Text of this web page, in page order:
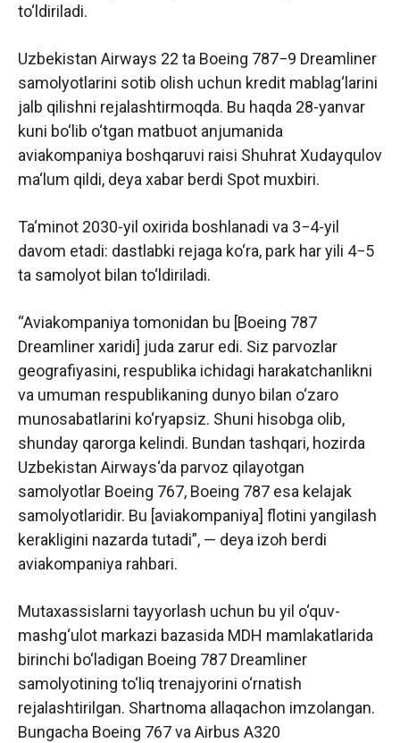
to‘ldiriladi.
Uzbekistan Airways 22 ta Boeing 787−9 Dreamliner
samolyotlarini sotib olish uchun kredit mablag‘larini
jalb qilishni rejalashtirmoqda. Bu haqda 28-yanvar
kuni bo‘lib o‘tgan matbuot anjumanida
aviakompaniya boshqaruvi raisi Shuhrat Xudayqulov
ma‘lum qildi, deya xabar berdi Spot muxbiri.
Ta‘minot 2030-yil oxirida boshlanadi va 3−4-yil
davom etadi: dastlabki rejaga ko‘ra, park har yili 4−5
ta samolyot bilan to‘ldiriladi.
“Aviakompaniya tomonidan bu [Boeing 787
Dreamliner xaridi] juda zarur edi. Siz parvozlar
geografiyasini, respublika ichidagi harakatchanlikni
va umuman respublikaning dunyo bilan o‘zaro
munosabatlarini ko‘ryapsiz. Shuni hisobga olib,
shunday qarorga kelindi. Bundan tashqari, hozirda
Uzbekistan Airways‘da parvoz qilayotgan
samolyotlar Boeing 767, Boeing 787 esa kelajak
samolyotlaridir. Bu [aviakompaniya] flotini yangilash
kerakligini nazarda tutadi”, — deya izoh berdi
aviakompaniya rahbari.
Mutaxassislarni tayyorlash uchun bu yil o‘quv-
mashg‘ulot markazi bazasida MDH mamlakatlarida
birinchi bo‘ladigan Boeing 787 Dreamliner
samolyotining to‘liq trenajyorini o‘rnatish
rejalashtirilgan. Shartnoma allaqachon imzolangan.
Bungacha Boeing 767 va Airbus A320